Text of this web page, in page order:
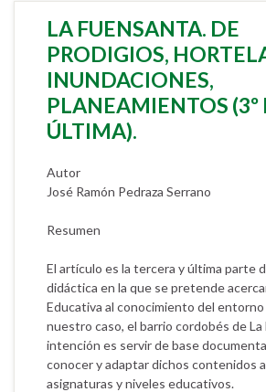
LA FUENSANTA. DE
PRODIGIOS,
INUNDACIONES,
PLANEAMIENTOS (3º
ÚLTIMA).
Autor
José Ramón Pedraza Serrano
Resumen
El artículo es la tercera y última parte
didáctica en la que se pretende
Educativa al conocimiento del entorno
nuestro caso, el barrio cordobés de La
intención es servir de base
conocer y adaptar dichos contenidos
asignaturas y niveles educativos.